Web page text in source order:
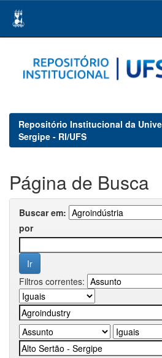
navigation
Repositório Institucional da
Sergipe - RI/UFS
Página de Busca
Buscar em:
por
Filtros correntes: